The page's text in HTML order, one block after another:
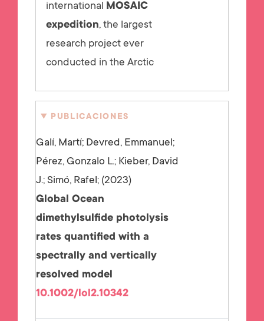
international MOSAIC
expedition, the largest
research project ever
conducted in the Arctic
PUBLICACIONES
Galí, Martí; Devred, Emmanuel;
Pérez, Gonzalo L.; Kieber, David
J.; Simó, Rafel; 2023
Global Ocean
dimethylsulfide photolysis
rates quantified with a
spectrally and vertically
resolved model
10.1002/lol2.10342